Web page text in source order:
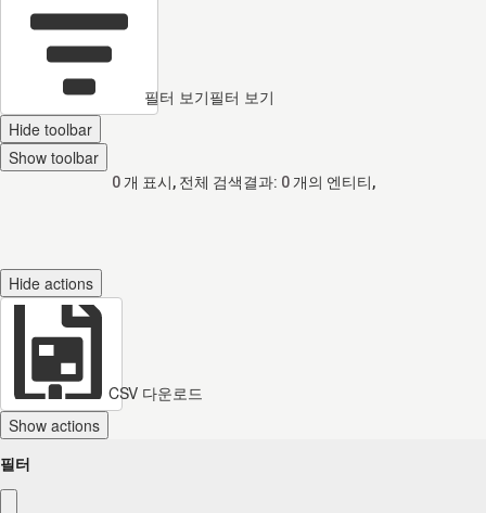
필터 보기필터 보기
Hide toolbar
Show toolbar
0 개 표시, 전체 검색결과: 0 개의 엔티티,
Hide actions
CSV 다운로드
Show actions
필터